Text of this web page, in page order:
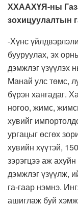
ХХААХҮЯ-ны
зохицуулалтын
-Хүнс
бууруулах, эх
дэмжлэг үзүүлэх
Манай улс төмс,
бүрэн хангадаг.
ногоо, жимс,
хувийг
ургацыг өсгөх
хувийн хүүтэй,
зэрэгцээ аж
дэмжлэг үзүүлж,
га-гаар нэмнэ.
ашиглаж буй